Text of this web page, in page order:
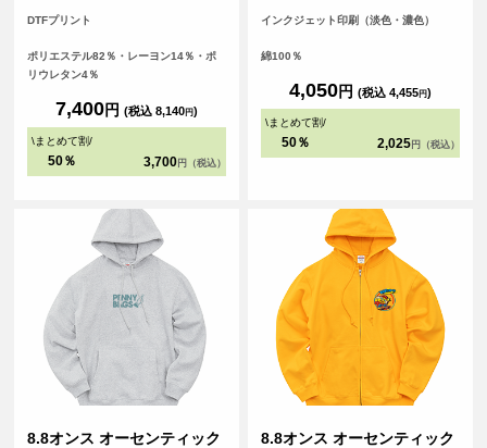
ダンボールニット素材を使用してい
しておすすめのアイテムです。
DTFプリント
ポリエステル82％・レーヨン14％・ポ
リウレタン4％
7,400円 (税込 8,140円)
\まとめて割/
50％ 3,700 円（税込）
れるカジュアルさが嬉しいパーカー
インクジェット印刷（淡色・濃色）
綿100％
4,050円 (税込 4,455円)
\まとめて割/
50％ 2,025 円（税込）
8.8オンス オーセンティック
8.8オンス オーセンティック